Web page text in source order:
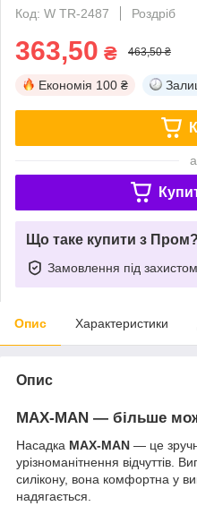
Код: W TR-2487
Роздріб
363,50 ₴ 463,50 ₴
Економія 100 ₴
Що таке купити з Пром?
Замовлення під захистом
Опис Характеристики
Опис
MAX-MAN — більше
Насадка MAX-MAN — це
урізноманітнення відчуттів.
силікону, вона комфортна у
надягається.